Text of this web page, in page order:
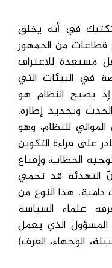
في أنه يخلق
قطاعات من الجمهور
مستعدة للاعتراف
في البيئات التي
إذ يصبح النظام هو
وتحديد إطاره.
للنظام، وهو
على قراءة التكوين
الخطاب، وإقناع
التهدئة قد تحمي
دامية. هذا النوع من
علماء السياسة
الذي يعمل
الوجهاء، العرف)